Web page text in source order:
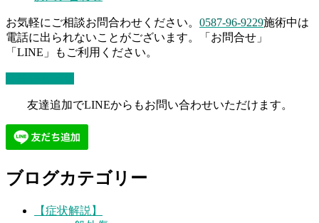
お気軽にご相談お問合わせください。 0587-96-9229施術中は
電話に出られないことがございます。「お問合せ」
「LINE」もご利用ください。
友達追加でLINEからもお問い合わせいただけます。
ブログカテゴリー
【症状解説】